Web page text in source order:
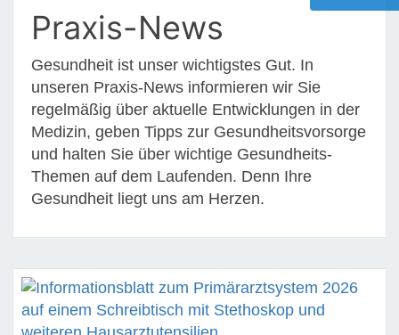
FRITZ
Praxis-News
Gesundheit ist unser wichtigstes Gut. In
unseren Praxis-News informieren wir Sie
regelmäßig über aktuelle Entwicklungen in der
Medizin, geben Tipps zur Gesundheitsvorsorge
und halten Sie über wichtige Gesundheits-
Themen auf dem Laufenden. Denn Ihre
Gesundheit liegt uns am Herzen.